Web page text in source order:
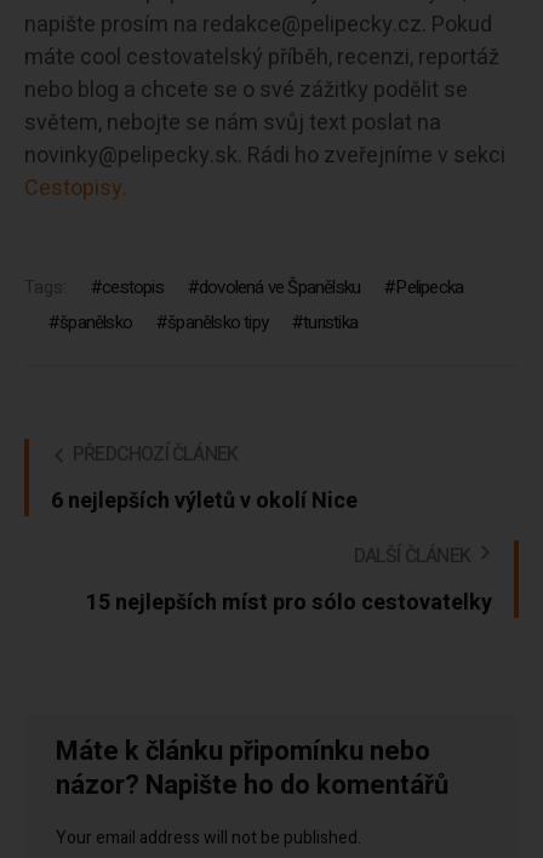
napište prosím na redakce@pelipecky.cz. Pokud
máte cool cestovatelský příběh, recenzi, reportáž
nebo blog a chcete se o své zážitky podělit se
světem, nebojte se nám svůj text poslat na
novinky@pelipecky.sk. Rádi ho zveřejníme v sekci
Cestopisy.
Tags: cestopis dovolená ve Španělsku
Pelipecka
španělsko
španělsko tipy turistika
PŘEDCHOZÍ ČLÁNEK
6 nejlepších výletů v okolí Nice
DALŠÍ ČLÁNEK
15 nejlepších míst pro sólo cestovatelky
Máte k článku připomínku nebo
názor? Napište ho do komentářů
Your email address will not be published.